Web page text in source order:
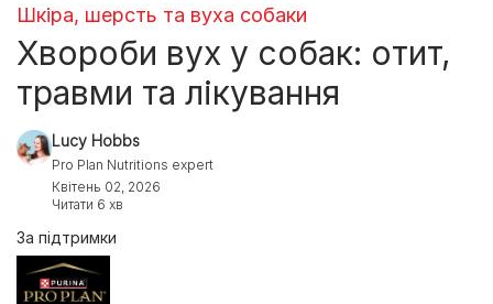
Шкіра, шерсть та вуха собаки
Хвороби вух у собак: отит,
травми та лікування
Lucy Hobbs
Pro Plan Nutritions expert
Квітень 02, 2026
Читати 6 хв
За підтримки